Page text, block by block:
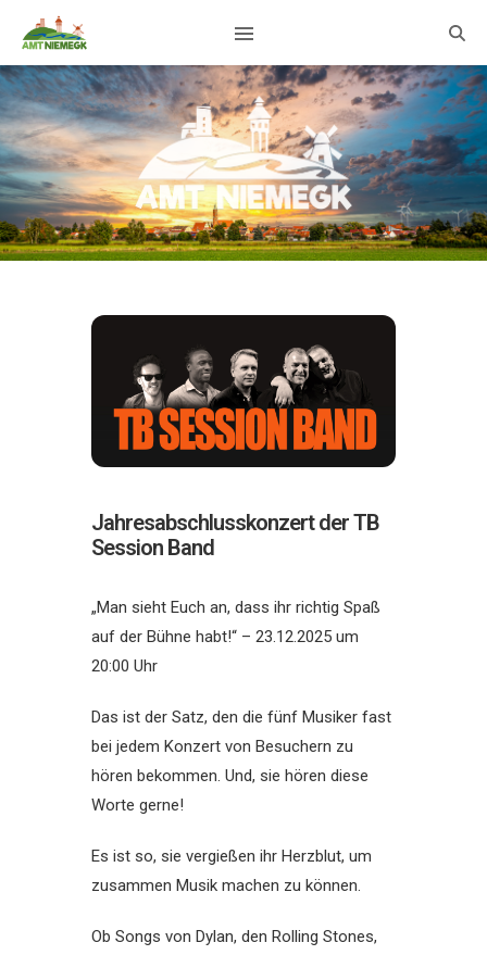
Jahresabschlusskonzert der TB
Session Band
„Man sieht Euch an, dass ihr richtig Spaß
auf der Bühne habt!“ – 23.12.2025 um
20:00 Uhr
Das ist der Satz, den die fünf Musiker fast
bei jedem Konzert von Besuchern zu
hören bekommen. Und, sie hören diese
Worte gerne!
Es ist so, sie vergießen ihr Herzblut, um
zusammen Musik machen zu können.
Ob Songs von Dylan, den Rolling Stones,